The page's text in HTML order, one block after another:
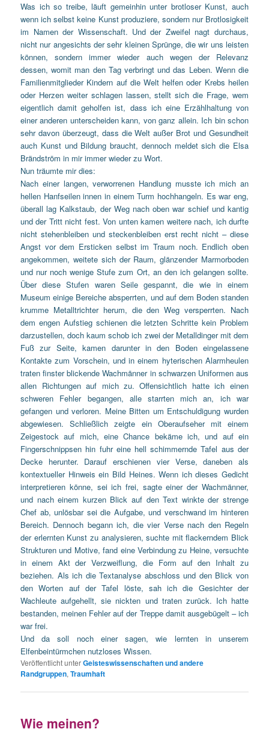
Was ich so treibe, läuft gemeinhin unter brotloser Kunst, auch
wenn ich selbst keine Kunst produziere, sondern nur Brotlosigkeit
im Namen der Wissenschaft. Und der Zweifel nagt durchaus,
nicht nur angesichts der sehr kleinen Sprünge, die wir uns leisten
können, sondern immer wieder auch wegen der Relevanz
dessen, womit man den Tag verbringt und das Leben. Wenn die
Familienmitglieder Kindern auf die Welt helfen oder Krebs heilen
oder Herzen weiter schlagen lassen, stellt sich die Frage, wem
eigentlich damit geholfen ist, dass ich eine Erzählhaltung von
einer anderen unterscheiden kann, von ganz allein. Ich bin schon
sehr davon überzeugt, dass die Welt außer Brot und Gesundheit
auch Kunst und Bildung braucht, dennoch meldet sich die Elsa
Brändström in mir immer wieder zu Wort.
Nun träumte mir dies:
Nach einer langen, verworrenen Handlung musste ich mich an
hellen Hanfseilen innen in einem Turm hochhangeln. Es war eng,
überall lag Kalkstaub, der Weg nach oben war schief und kantig
und der Tritt nicht fest. Von unten kamen weitere nach, ich durfte
nicht stehenbleiben und steckenbleiben erst recht nicht – diese
Angst vor dem Ersticken selbst im Traum noch. Endlich oben
angekommen, weitete sich der Raum, glänzender Marmorboden
und nur noch wenige Stufe zum Ort, an den ich gelangen sollte.
Über diese Stufen waren Seile gespannt, die wie in einem
Museum einige Bereiche absperrten, und auf dem Boden standen
krumme Metalltrichter herum, die den Weg versperrten. Nach
dem engen Aufstieg schienen die letzten Schritte kein Problem
darzustellen, doch kaum schob ich zwei der Metalldinger mit dem
Fuß zur Seite, kamen darunter in den Boden eingelassene
Kontakte zum Vorschein, und in einem hyterischen Alarmheulen
traten finster blickende Wachmänner in schwarzen Uniformen aus
allen Richtungen auf mich zu. Offensichtlich hatte ich einen
schweren Fehler begangen, alle starrten mich an, ich war
gefangen und verloren. Meine Bitten um Entschuldigung wurden
abgewiesen. Schließlich zeigte ein Oberaufseher mit einem
Zeigestock auf mich, eine Chance bekäme ich, und auf ein
Fingerschnippsen hin fuhr eine hell schimmernde Tafel aus der
Decke herunter. Darauf erschienen vier Verse, daneben als
kontextueller Hinweis ein Bild Heines. Wenn ich dieses Gedicht
interpretieren könne, sei ich frei, sagte einer der Wachmänner,
und nach einem kurzen Blick auf den Text winkte der strenge
Chef ab, unlösbar sei die Aufgabe, und verschwand im hinteren
Bereich. Dennoch begann ich, die vier Verse nach den Regeln
der erlernten Kunst zu analysieren, suchte mit flackerndem Blick
Strukturen und Motive, fand eine Verbindung zu Heine, versuchte
in einem Akt der Verzweiflung, die Form auf den Inhalt zu
beziehen. Als ich die Textanalyse abschloss und den Blick von
den Worten auf der Tafel löste, sah ich die Gesichter der
Wachleute aufgehellt, sie nickten und traten zurück. Ich hatte
bestanden, meinen Fehler auf der Treppe damit ausgebügelt – ich
war frei.
Und da soll noch einer sagen, wie lernten in unserem
Elfenbeintürmchen nutzloses Wissen.
Veröffentlicht unterGeisteswissenschaften und andere
Randgruppen,Traumhaft
Wie meinen?